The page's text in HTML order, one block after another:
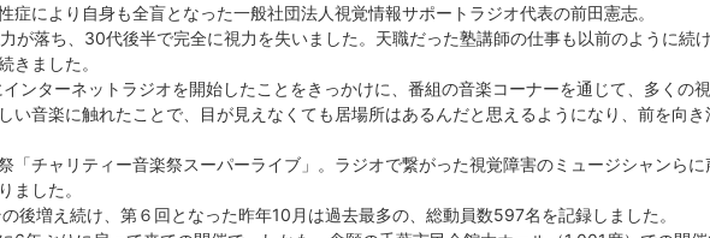
症により自身も全盲となった一般社団法人視覚情報サポートラジオ代表の前田憲志。
が落ち、30代後半で完全に視力を失いました。天職だった塾講師の仕事も以前のように続
きました。
ンターネットラジオを開始したことをきっかけに、番組の音楽コーナーを通じて、多くの
い音楽に触れたことで、目が見えなくても居場所はあるんだと思えるようになり、前を向き
「チャリティー音楽祭スーパーライブ」。ラジオで繋がった視覚障害のミュージシャンらに
ました。
後増え続け、第６回となった昨年10月は過去最多の、総動員数597名を記録しました。